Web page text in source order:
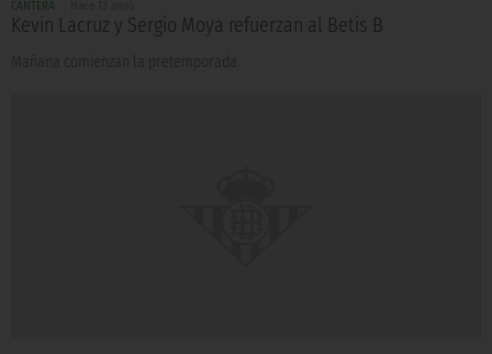
CANTERA
Kevin Lacruz y Sergio Moya refuerzan al Betis B
Mañana comienzan la pretemporada